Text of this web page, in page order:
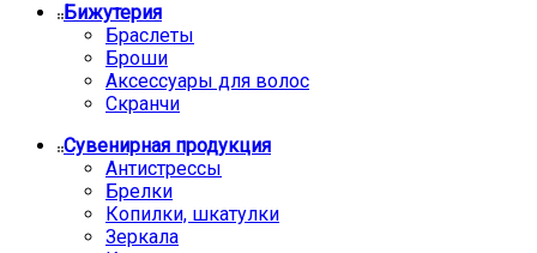
Бижутерия
Браслеты
Броши
Аксессуары для волос
Скранчи
Сувенирная продукция
Антистрессы
Брелки
Копилки, шкатулки
Зеркала